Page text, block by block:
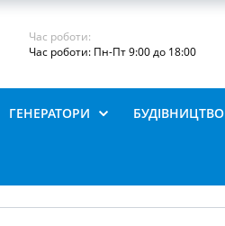
Час роботи:
Час роботи: Пн-Пт 9:00 до 18:00
ГЕНЕРАТОРИ БУДІВНИЦТВО